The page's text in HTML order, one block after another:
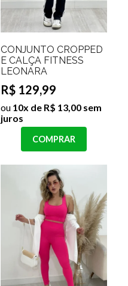
CONJUNTO CROPPED
E CALÇA FITNESS
LEONARA
R$ 129,99
ou 10x de R$ 13,00 sem
juros
COMPRAR